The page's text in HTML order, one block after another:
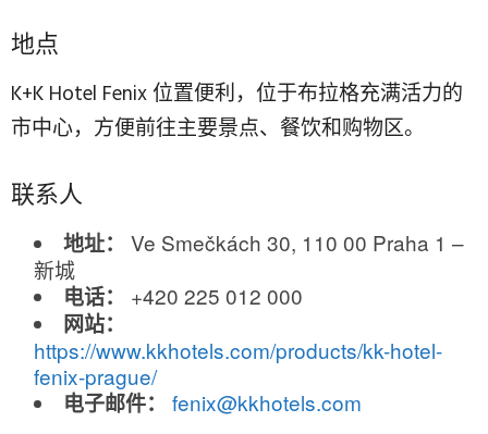
地点
K+K Hotel Fenix 位置便利，位于布拉格充满活力的
市中心，方便前往主要景点、餐饮和购物区。
联系人
地址：
Ve Smečkách 30, 110 00 Praha 1 –
新城
电话：
+420 225 012 000
网站：
https://www.kkhotels.com/products/kk-hotel-
fenix-prague/
电子邮件：
fenix@kkhotels.com